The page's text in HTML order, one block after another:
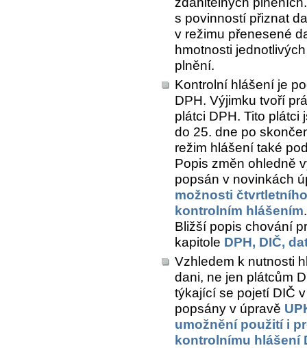
s povinností přiznat
v režimu přenesené
hmotnosti
plnění.
Kontrolní hlášení je
DPH. Výjimku tvoří
plátci DPH. Tito
do 25. dne po
režim hlášení také
Popis změn ohledně
popsán v novinkách
možnosti
kontrolním hlášením.
Bližší popis chování
kapitole DPH, DIČ,
Vzhledem k nutnosti
dani, ne jen plátcům
týkající se pojetí DIČ
popsány v úpravě
umožnění použití i
kontrolnímu hlášení